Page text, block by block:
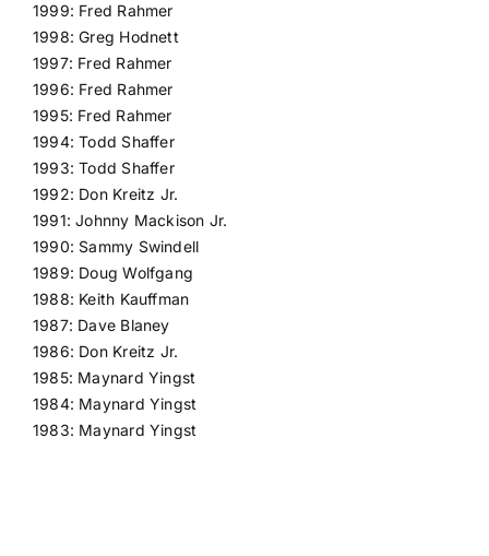
1999: Fred Rahmer
1998: Greg Hodnett
1997: Fred Rahmer
1996: Fred Rahmer
1995: Fred Rahmer
1994: Todd Shaffer
1993: Todd Shaffer
1992: Don Kreitz Jr.
1991: Johnny Mackison Jr.
1990: Sammy Swindell
1989: Doug Wolfgang
1988: Keith Kauffman
1987: Dave Blaney
1986: Don Kreitz Jr.
1985: Maynard Yingst
1984: Maynard Yingst
1983: Maynard Yingst